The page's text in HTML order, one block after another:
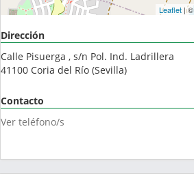
Leaflet| ©
Dirección
Calle Pisuerga , s/n Pol. Ind. Ladrillera
41100 Coria del Río (Sevilla)
Contacto
Ver teléfono/s